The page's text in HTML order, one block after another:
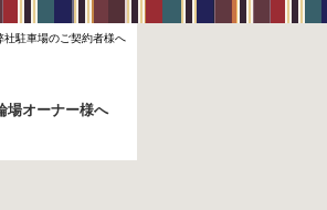
社駐車場のご契約者様へ
場オーナー様へ